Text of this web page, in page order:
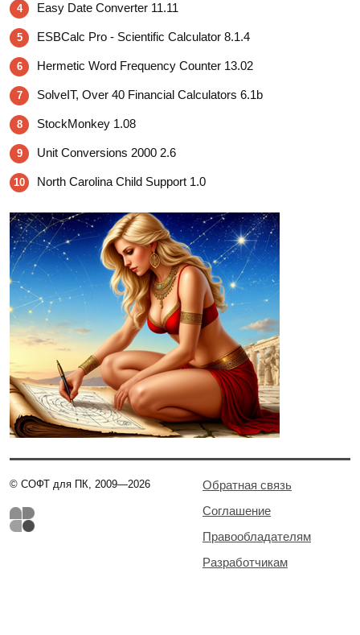
4 Easy Date Converter 11.11
5 ESBCalc Pro - Scientific Calculator 8.1.4
6 Hermetic Word Frequency Counter 13.02
7 SolveIT, Over 40 Financial Calculators 6.1b
8 StockMonkey 1.08
9 Unit Conversions 2000 2.6
10 North Carolina Child Support 1.0
© СОФТ для ПК, 2009—2026
Обратная связь
Соглашение
Правообладателям
Разработчикам